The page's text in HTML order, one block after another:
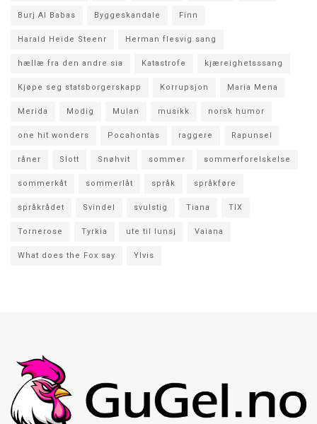
Burj Al Babas Byggeskandale Finn
Harald Heide Steenr Herman flesvig sang
hællæ fra den andre sia Katastrofe kjæreighetsssang
Kjøpe seg statsborgerskapp Korrupsjon Maria Mena
Merida Modig Mulan musikk norsk humor
one hit wonders Pocahontas raggere Rapunsel
råner Slott Snøhvit sommer sommerforelskelse
sommerkåt sommerlåt språk språkføre
språkrådet Svindel svulstig Tiana TIX
Tornerose Tyrkia ute til lunsj Vaiana
What does the Fox say Ylvis